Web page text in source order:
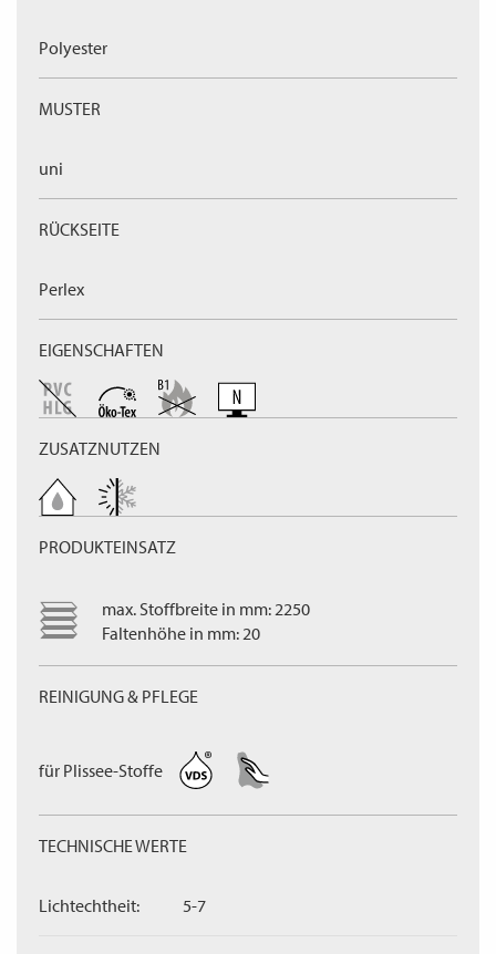
Polyester
MUSTER
uni
RÜCKSEITE
Perlex
EIGENSCHAFTEN
ZUSATZNUTZEN
PRODUKTEINSATZ
max. Stoffbreite in mm: 2250
Faltenhöhe in mm: 20
REINIGUNG & PFLEGE
für Plissee-Stoffe
TECHNISCHE WERTE
Lichtechtheit: 5-7